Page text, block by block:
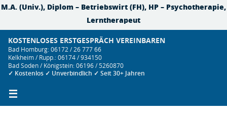
KOSTENLOSES ERSTGESPRÄCH VEREINBAREN
Bad Homburg: 06172 / 26 777 66
Kelkheim / Rupp.: 06174 / 934150
Bad Soden / Königstein: 06196 / 5260870
✓ Kostenlos ✓ Unverbindlich ✓ Seit 30+ Jahren
M.A. (Univ.), Diplom – Betriebswirt (FH), HP – Psychotherapie,
Lerntherapeut